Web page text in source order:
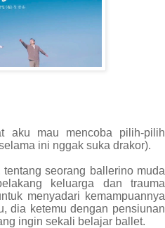
aku mau mencoba pilih-pilih
ini nggak suka drakor).
seorang ballerino muda
keluarga dan trauma
menyadari kemampuannya
dia ketemu dengan pensiunan
ingin sekali belajar ballet.